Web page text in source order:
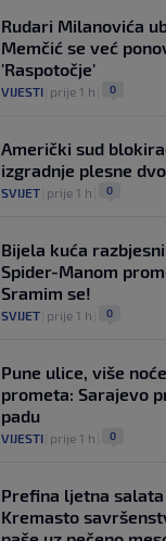
Rudari Milanovića
Memčić se već
'Raspotočje'
VIJESTI prije 1 h 0
Američki sud
izgradnje plesne
SVIJET prije 1 h 0
Bijela kuća
Spider-Manom
Sramim se!
SVIJET prije 1 h 0
Pune ulice, više
prometa: Sarajevo
padu
VIJESTI prije 1 h 0
Prefina ljetna salata
Kremasto